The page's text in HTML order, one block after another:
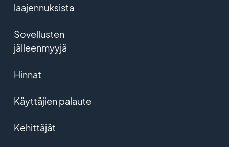
laajennuksista
Sovellusten
jälleenmyyjä
Hinnat
Käyttäjien palaute
Kehittäjät